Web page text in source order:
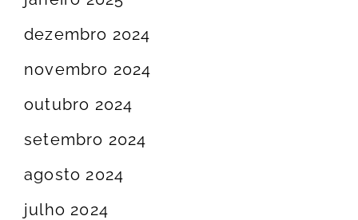
dezembro 2024
novembro 2024
outubro 2024
setembro 2024
agosto 2024
julho 2024